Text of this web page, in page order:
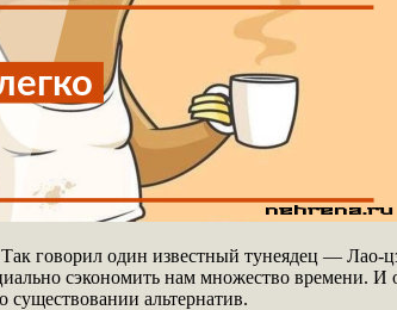
говорил один известный тунеядец — Лао-
сэкономить нам множество времени.
существовании альтернатив.